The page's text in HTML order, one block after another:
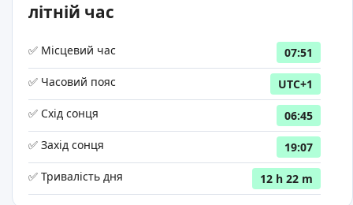
літній час
✅ Місцевий час
07:51
✅ Часовий пояс
UTC+1
✅ Схід сонця
06:45
✅ Захід сонця
19:07
✅ Тривалість дня
12 h 22 m